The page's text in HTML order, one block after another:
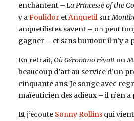
enchantent – La Princesse of the
y aPoulidoretAnquetilsur
anquetilistes savent – on peut
gagner – et sans humour il n’y a
En retrait,Où Géronimo rêvaitou
beaucoup d’art au service d’un
cinquante ans. Je songe avec
maïeuticien des adieux – il n’en a
Et j’écoute Sonny Rollinsqui vient